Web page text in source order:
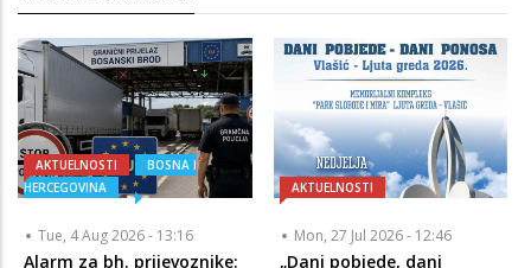
AKTUELNOSTI
BOSNA I
HERCEGOVINA
Tue, 4 Aug 2026 - 13:16
Alarm za bh. prijevoznike:
AKTUELNOSTI
Mon, 27 Jul 2026 - 12:46
„Dani pobjede, dani